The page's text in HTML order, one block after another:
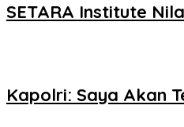
SETARA Institute
Kapolri: Saya Akan